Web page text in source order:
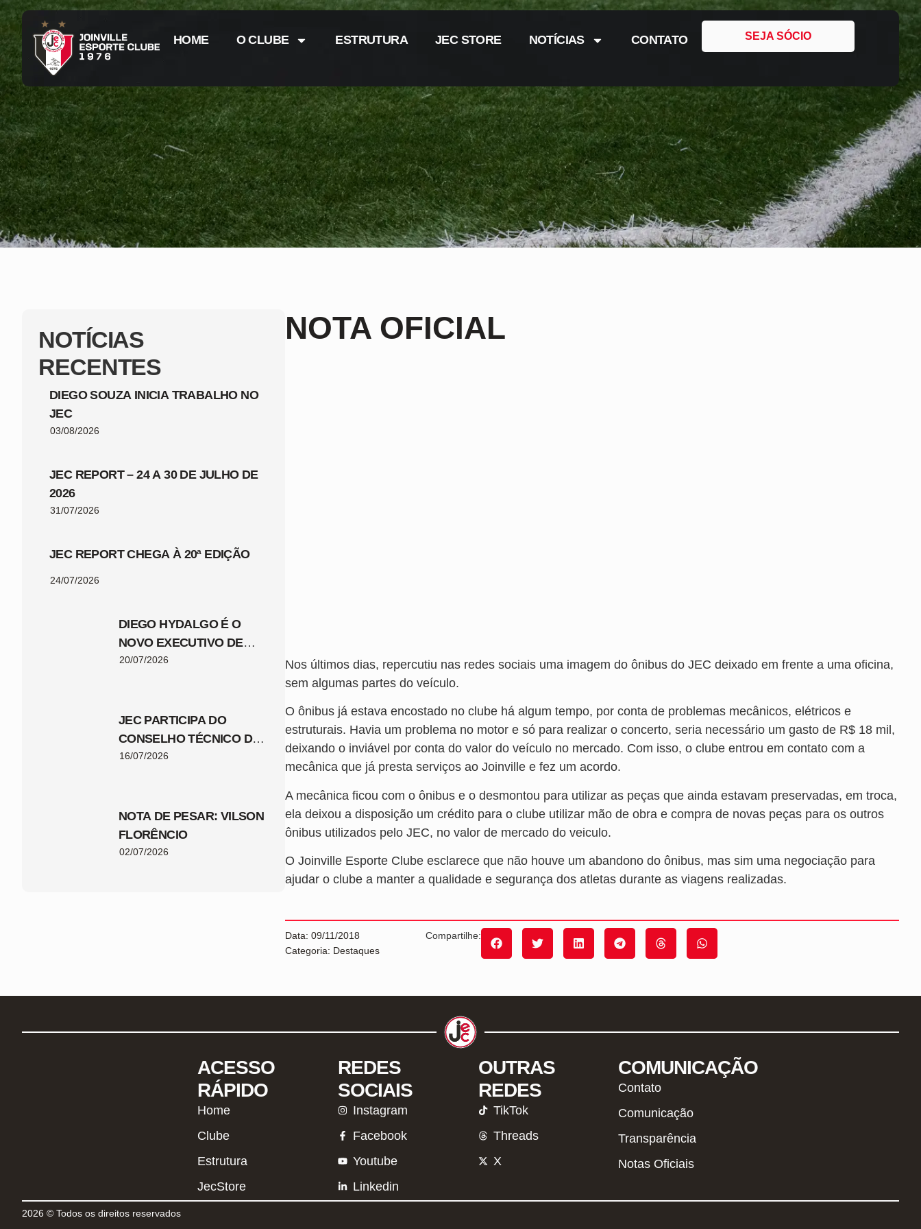
HOME O CLUBE ESTRUTURA JEC STORE NOTÍCIAS CONTATO SEJA SÓCIO
NOTÍCIAS
RECENTES
DIEGO SOUZA INICIA TRABALHO NO
JEC
03/08/2026
JEC REPORT – 24 A 30 DE JULHO DE
2026
31/07/2026
JEC REPORT CHEGA À 20ª EDIÇÃO
24/07/2026
DIEGO HYDALGO É O
NOVO EXECUTIVO DE
FUTEBOL DO JEC
20/07/2026
JEC PARTICIPA DO
CONSELHO TÉCNICO DA
COPA SANTA CATARINA
16/07/2026
NOTA DE PESAR: VILSON
FLORÊNCIO
02/07/2026
NOTA OFICIAL
Nos últimos dias, repercutiu nas redes sociais uma imagem do ônibus do JEC deixado em frente a uma oficina,
sem algumas partes do veículo.
O ônibus já estava encostado no clube há algum tempo, por conta de problemas mecânicos, elétricos e
estruturais. Havia um problema no motor e só para realizar o concerto, seria necessário um gasto de R$ 18 mil,
deixando o inviável por conta do valor do veículo no mercado. Com isso, o clube entrou em contato com a
mecânica que já presta serviços ao Joinville e fez um acordo.
A mecânica ficou com o ônibus e o desmontou para utilizar as peças que ainda estavam preservadas, em troca,
ela deixou a disposição um crédito para o clube utilizar mão de obra e compra de novas peças para os outros
ônibus utilizados pelo JEC, no valor de mercado do veiculo.
O Joinville Esporte Clube esclarece que não houve um abandono do ônibus, mas sim uma negociação para
ajudar o clube a manter a qualidade e segurança dos atletas durante as viagens realizadas.
Data: 09/11/2018
Categoria: Destaques
Compartilhe:
ACESSO
RÁPIDO
Home
Clube
Estrutura
JecStore
REDES
SOCIAIS
Instagram
Facebook
Youtube
Linkedin
OUTRAS
REDES
TikTok
Threads
X
COMUNICAÇÃO
Contato
Comunicação
Transparência
Notas Oficiais
2026 © Todos os direitos reservados